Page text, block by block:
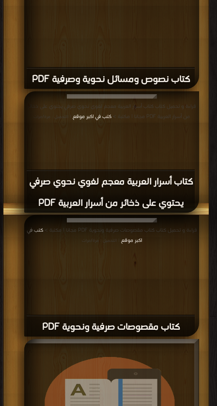
كتاب نصوص ومسائل نحوية وصرفية PDF
كتاب أسرار العربية معجم لغوي نحوي صرفي
يحتوي على ذخائر من أسرار العربية PDF
قراءة و تحميل كتاب كتاب أسرار العربية معجم لغوي نحوي صرفي يحتوي على ذخائر
من أسرار العربية PDF مجانا | مكتبة >
كتب في اكبر موقع | التحميل : مرة/مرات
كتاب مقصوصات صرفية ونحوية PDF
قراءة و تحميل كتاب كتاب مقصوصات صرفية ونحوية PDF مجانا | مكتبة >
كتب في
اكبر موقع
| التحميل : مرة/مرات